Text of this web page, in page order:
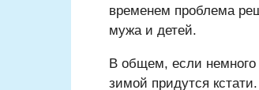
временем проблема
мужа и детей.
В общем, если немного
зимой придутся кстати.